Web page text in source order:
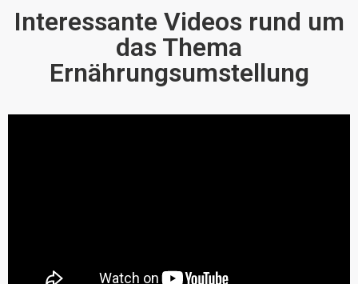
Interessante Videos rund um
das Thema
Ernährungsumstellung